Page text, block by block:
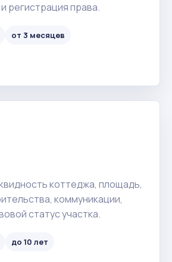
регистрация права.
от 3 месяцев
коттеджа, площадь,
коммуникации,
статус участка.
до 10 лет